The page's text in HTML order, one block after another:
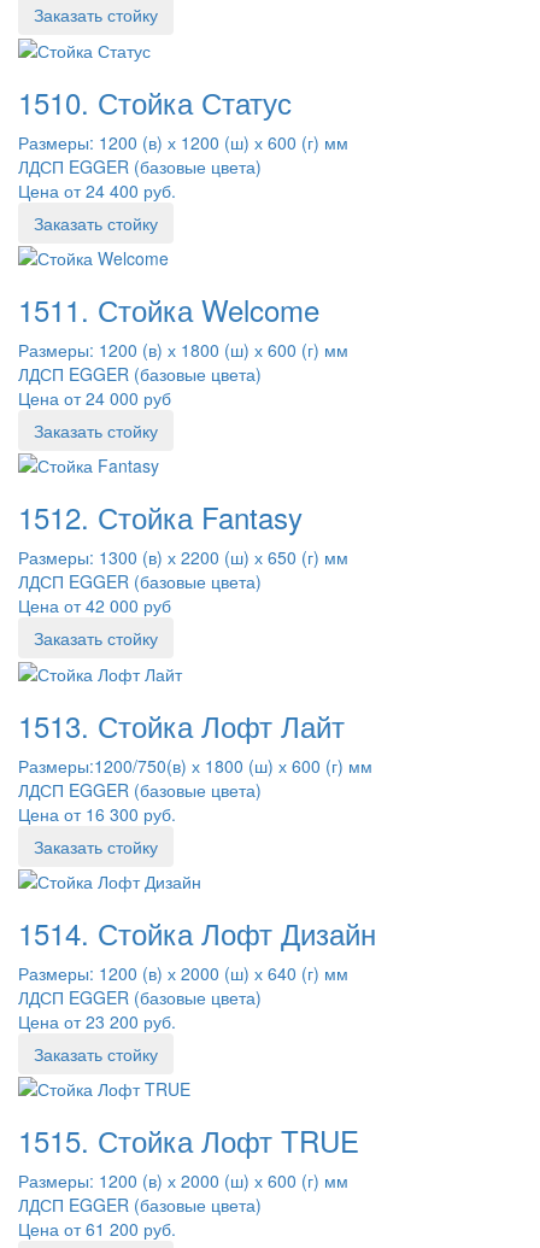
Заказать стойку
1510. Стойка Статус
Размеры: 1200 (в) х 1200 (ш) х 600 (г) мм
ЛДСП EGGER (базовые цвета)
Цена от 24 400 руб.
Заказать стойку
1511. Стойка Welcome
Размеры: 1200 (в) х 1800 (ш) х 600 (г) мм
ЛДСП EGGER (базовые цвета)
Цена от 24 000 руб
Заказать стойку
1512. Стойка Fantasy
Размеры: 1300 (в) х 2200 (ш) х 650 (г) мм
ЛДСП EGGER (базовые цвета)
Цена от 42 000 руб
Заказать стойку
1513. Стойка Лофт Лайт
Размеры:1200/750(в) х 1800 (ш) х 600 (г) мм
ЛДСП EGGER (базовые цвета)
Цена от 16 300 руб.
Заказать стойку
1514. Стойка Лофт Дизайн
Размеры: 1200 (в) х 2000 (ш) х 640 (г) мм
ЛДСП EGGER (базовые цвета)
Цена от 23 200 руб.
Заказать стойку
1515. Стойка Лофт TRUE
Размеры: 1200 (в) х 2000 (ш) х 600 (г) мм
ЛДСП EGGER (базовые цвета)
Цена от 61 200 руб.